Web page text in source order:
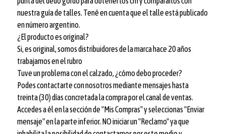
nuestra guía de talles. Tené en cuenta que el talle está publicado
en número argentino.
¿El producto es original?
Si, es original, somos distribuidores de la marca hace 20 años
trabajamos en el rubro
Tuve un problema con el calzado, ¿cómo debo proceder?
Podes contactarte con nosotros mediante mensajes hasta
treinta (30) días concretada la compra por el canal de ventas.
Accedes a él en la sección de "Mis Compras" y seleccionas "Enviar
mensaje" en la parte inferior. NO iniciar un "Reclamo" ya que